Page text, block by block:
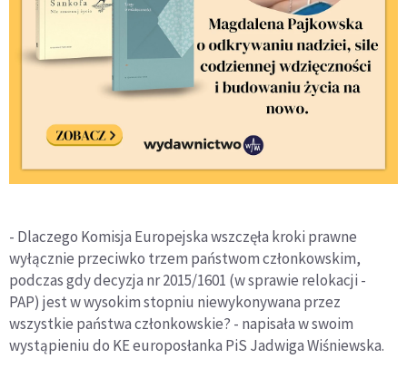
- Dlaczego Komisja Europejska wszczęła kroki prawne
wyłącznie przeciwko trzem państwom członkowskim,
podczas gdy decyzja nr 2015/1601 (w sprawie relokacji -
PAP) jest w wysokim stopniu niewykonywana przez
wszystkie państwa członkowskie? - napisała w swoim
wystąpieniu do KE europosłanka PiS Jadwiga Wiśniewska.